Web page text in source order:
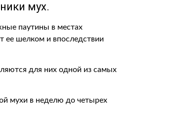
мух.
паутины в местах
ее шелком и впоследствии
для них одной из самых
мухи в неделю до четырех